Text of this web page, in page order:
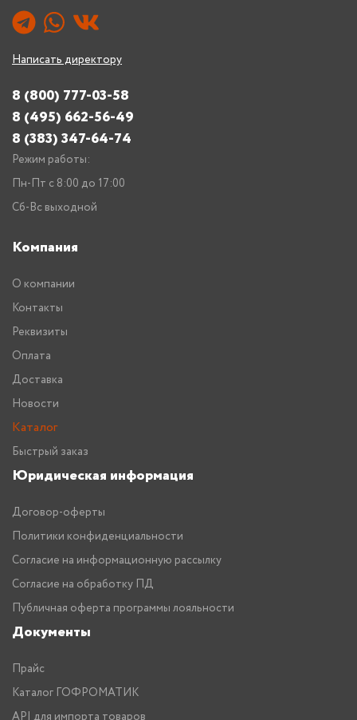
Написать директору
8 (800) 777-03-58
8 (495) 662-56-49
8 (383) 347-64-74
Режим работы:
Пн-Пт с 8:00 до 17:00
Сб-Вс выходной
Компания
О компании
Контакты
Реквизиты
Оплата
Доставка
Новости
Каталог
Быстрый заказ
Юридическая информация
Договор-оферты
Политики конфиденциальности
Согласие на информационную рассылку
Согласие на обработку ПД
Публичная оферта программы лояльности
Документы
Прайс
Каталог ГОФРОМАТИК
API для импорта товаров